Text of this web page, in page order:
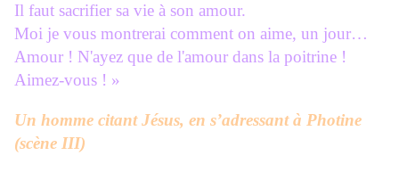
Il faut sacrifier sa vie à son amour.
Moi je vous montrerai comment on aime, un jour…
Amour ! N'ayez que de l'amour dans la poitrine !
Aimez-vous ! »
Un homme citant Jésus, en s’adressant à Photine
(scène III)